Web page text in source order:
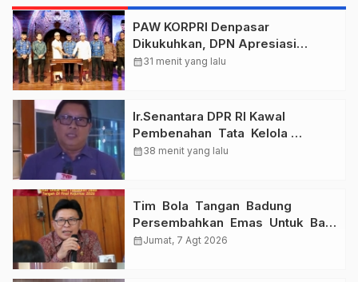
PAW KORPRI Denpasar
Dikukuhkan, DPN Apresiasi
“Sembagi Arutala” untuk Lindungi
calendar_month31 menit yang lalu
Ir.Senantara DPR RI Kawal
Pembenahan Tata Kelola
Taspen Dan Asabri
calendar_month38 menit yang lalu
Tim Bola Tangan Badung
Persembahkan Emas Untuk Bali
, Taklukkan Jawa Tengah Di
calendar_monthJumat, 7 Agt 2026